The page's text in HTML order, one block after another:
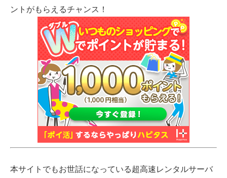
ントがもらえるチャンス！
本サイトでもお世話になっている超高速レンタルサーバ